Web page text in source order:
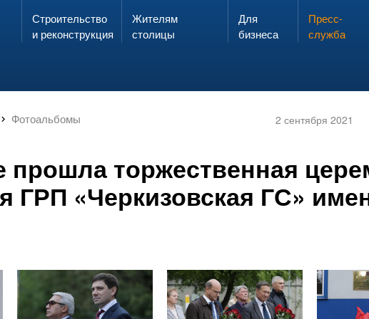
Запах газа?
ЗВОНИ 104
Строительство
и реконструкция
Жителям
столицы
Для
бизнеса
Пресс-
служба
Фотоальбомы 2 сентября 2021
торжественная
ГРП «Черкизовская ГС»